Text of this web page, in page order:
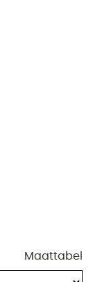
Maattabel